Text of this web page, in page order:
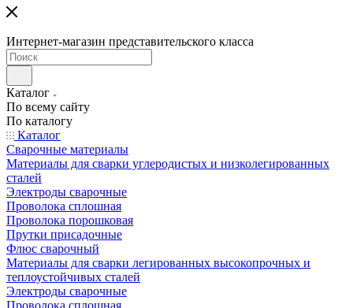
Интернет-магазин представительского класса
Каталог
По всему сайту
По каталогу
Каталог
Сварочные материалы
Материалы для сварки углеродистых и низколегированных
сталей
Электроды сварочные
Проволока сплошная
Проволока порошковая
Прутки присадочные
Флюс сварочный
Материалы для сварки легированных высокопрочных и
теплоустойчивых сталей
Электроды сварочные
Проволока сплошная